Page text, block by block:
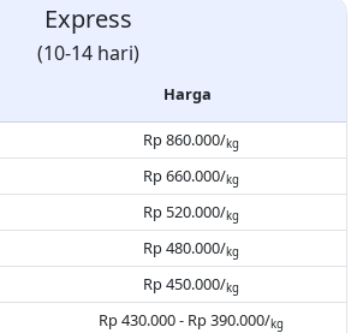
Express
(10-14 hari)
Harga
Rp 860.000/kg
Rp 660.000/kg
Rp 520.000/kg
Rp 480.000/kg
Rp 450.000/kg
Rp 430.000 - Rp 390.000/kg